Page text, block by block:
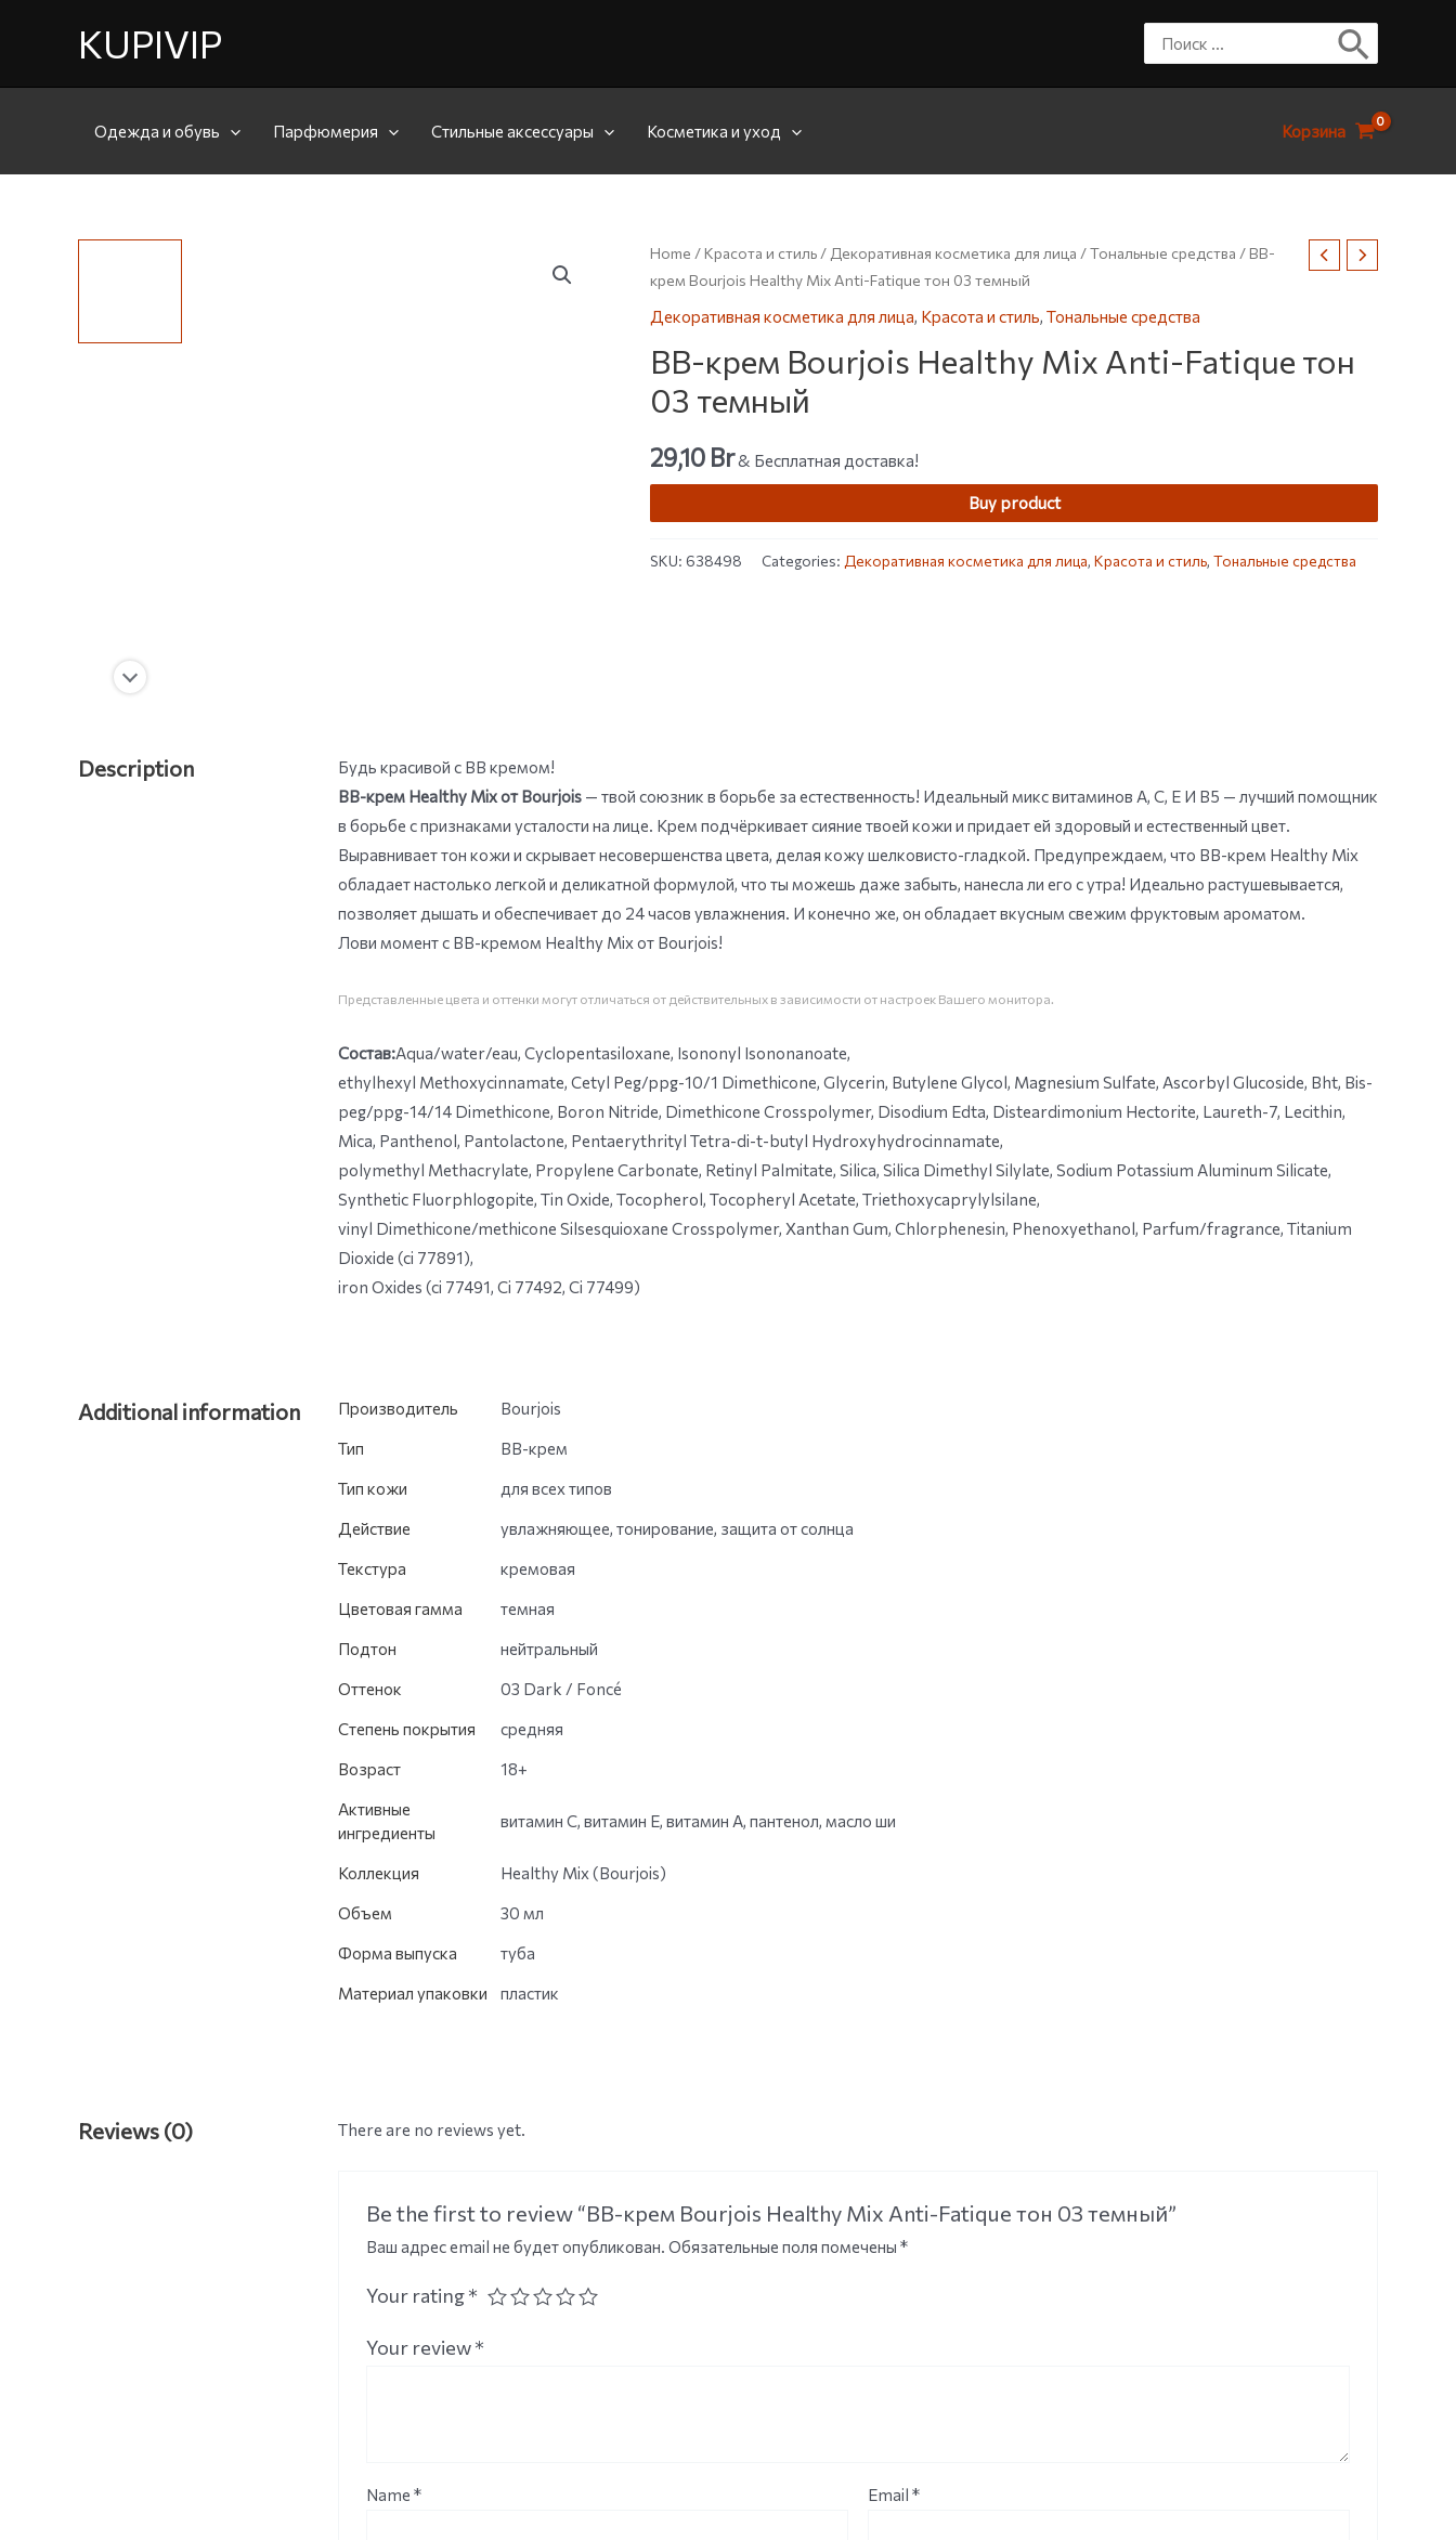
KUPIVIP
Одежда и обувь Парфюмерия Стильные аксессуары Косметика и уход Корзина
Home /Красота и стиль / Декоративная косметика для лица /Тональные средства / BB-
крем Bourjois Healthy Mix Anti-Fatique тон 03 темный
Декоративная косметика для лица, Красота и стиль, Тональные средства
BB-крем Bourjois Healthy Mix Anti-Fatique тон
03 темный
29,10 Br& Бесплатная доставка!
Buy product
SKU: 638498 Categories: Декоративная косметика для лица, Красота и стиль, Тональные средства
Description
Будь красивой с BB кремом!
BB-крем Healthy Mix от Bourjois — твой союзник в борьбе за естественность! Идеальный микс витаминов А, С, Е И В5 — лучший помощник
в борьбе с признаками усталости на лице. Крем подчёркивает сияние твоей кожи и придает ей здоровый и естественный цвет.
Выравнивает тон кожи и скрывает несовершенства цвета, делая кожу шелковисто-гладкой. Предупреждаем, что BB-крем Healthy Mix
обладает настолько легкой и деликатной формулой, что ты можешь даже забыть, нанесла ли его с утра! Идеально растушевывается,
позволяет дышать и обеспечивает до 24 часов увлажнения. И конечно же, он обладает вкусным свежим фруктовым ароматом.
Лови момент с BB-кремом Healthy Mix от Bourjois!
Представленные цвета и оттенки могут отличаться от действительных в зависимости от настроек Вашего монитора.
Состав:Aqua/water/eau, Cyclopentasiloxane, Isononyl Isononanoate,
ethylhexyl Methoxycinnamate, Cetyl Peg/ppg-10/1 Dimethicone, Glycerin, Butylene Glycol, Magnesium Sulfate, Ascorbyl Glucoside, Bht, Bis-
peg/ppg-14/14 Dimethicone, Boron Nitride, Dimethicone Crosspolymer, Disodium Edta, Disteardimonium Hectorite, Laureth-7, Lecithin,
Mica, Panthenol, Pantolactone, Pentaerythrityl Tetra-di-t-butyl Hydroxyhydrocinnamate,
polymethyl Methacrylate, Propylene Carbonate, Retinyl Palmitate, Silica, Silica Dimethyl Silylate, Sodium Potassium Aluminum Silicate,
Synthetic Fluorphlogopite, Tin Oxide, Tocopherol, Tocopheryl Acetate, Triethoxycaprylylsilane,
vinyl Dimethicone/methicone Silsesquioxane Crosspolymer, Xanthan Gum, Chlorphenesin, Phenoxyethanol, Parfum/fragrance, Titanium
Dioxide (ci 77891),
iron Oxides (ci 77491, Ci 77492, Ci 77499)
Additional information Производитель Bourjois
Тип BB-крем
Тип кожи для всех типов
Действие увлажняющее, тонирование, защита от солнца
Текстура кремовая
Цветовая гамма темная
Подтон нейтральный
Оттенок 03 Dark / Foncé
Степень покрытия средняя
Возраст 18+
Активные
ингредиенты
витамин C, витамин E, витамин A, пантенол, масло ши
Коллекция Healthy Mix (Bourjois)
Объем 30 мл
Форма выпуска туба
Материал упаковки пластик
Reviews (0) There are no reviews yet.
Be the first to review “BB-крем Bourjois Healthy Mix Anti-Fatique тон 03 темный”
Ваш адрес email не будет опубликован. Обязательные поля помечены*
Your rating*
Your review*
Name* Email*